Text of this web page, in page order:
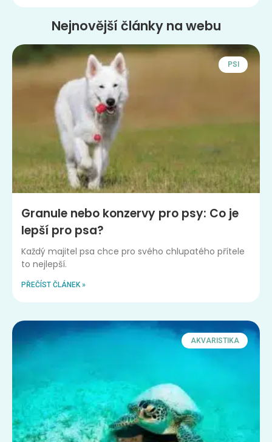
Nejnovější články na webu
PSI
Granule nebo konzervy pro psy: Co je
lepší pro psa?
Každý majitel psa chce pro svého chlupatého přítele
to nejlepší.
PŘEČÍST ČLÁNEK »
AKVARISTIKA